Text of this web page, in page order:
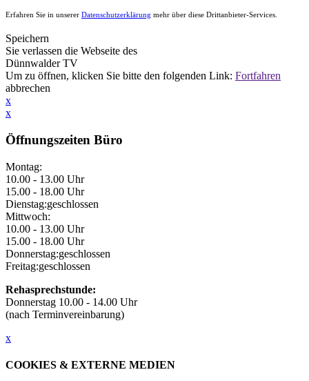
Erfahren Sie in unserer Datenschutzerklärung mehr über diese Drittanbieter-Services.
Speichern
Sie verlassen die Webseite des
Dünnwalder TV
Um zu öffnen, klicken Sie bitte den folgenden Link: Fortfahren
abbrechen
x
x
Öffnungszeiten Büro
Montag:
10.00 - 13.00 Uhr
15.00 - 18.00 Uhr
Dienstag:geschlossen
Mittwoch:
10.00 - 13.00 Uhr
15.00 - 18.00 Uhr
Donnerstag:geschlossen
Freitag:geschlossen
Rehasprechstunde:
Donnerstag 10.00 - 14.00 Uhr
(nach Terminvereinbarung)
x
COOKIES & EXTERNE MEDIEN